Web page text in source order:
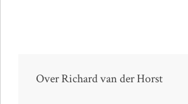
Over Richard van der Horst